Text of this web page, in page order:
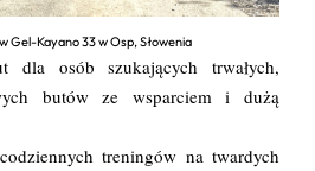
Gel-Kayano 33 w Osp, Słowenia
osób szukających trwałych,
butów ze wsparciem i dużą
treningów na twardych